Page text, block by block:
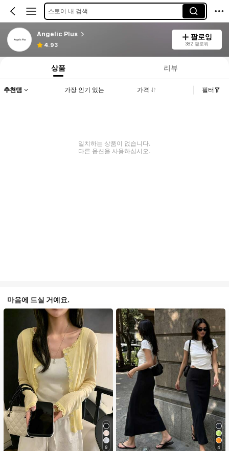
스토어 내 검색
Angelic Plus
4.93
팔로잉
382 팔로워
상품 리뷰
추천템 가장 인기 있는 가격 필터
일치하는 상품이 없습니다.
다른 옵션을 사용하십시오.
마음에 드실 거예요.
9 4